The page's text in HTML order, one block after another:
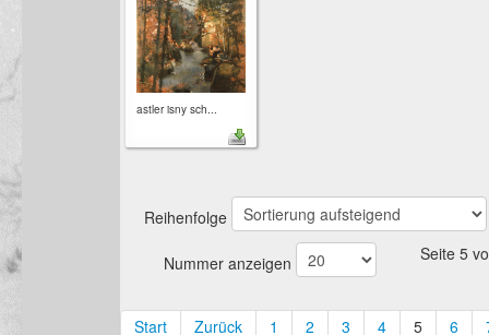
astler isny sch...
Reihenfolge
Nummer anzeigen Seite 5
Start Zurück 1 2 3 4 5 6